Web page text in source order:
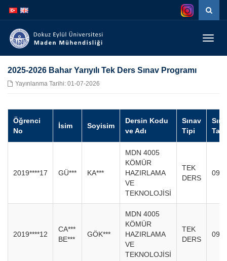
atla
atla
2025-2026 Bahar Yarıyılı Tek Ders Sınav Programı
Yayınlanma Tarihi: 01-07-2026
Öğrenci
No
İsim Soyisim
Dersin Kodu
ve Adı
Sınav
Tipi
2019****17 GÜ*** KA***
MDN 4005
KÖMÜR
HAZIRLAMA
VE
TEKNOLOJİSİ
TEK
DERS
2019****12
CA***
BE***
GÖK***
MDN 4005
KÖMÜR
HAZIRLAMA
VE
TEKNOLOJİSİ
TEK
DERS